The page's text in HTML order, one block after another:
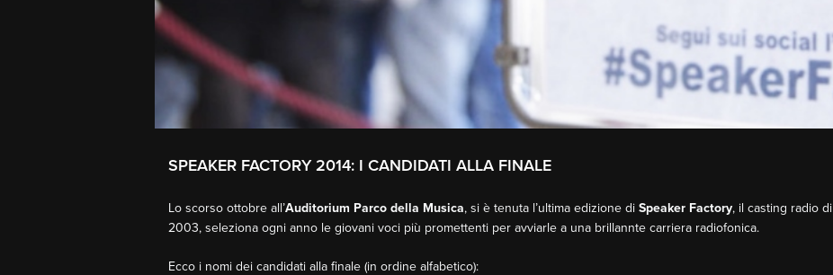
SPEAKER FACTORY 2014: I CANDIDATI ALLA FINALE
Lo scorso ottobre all’Auditorium Parco della Musica, si è tenuta l’ultima edizione di Speaker Factory, il casting radio di
2003, seleziona ogni anno le giovani voci più promettenti per avviarle a una brillannte carriera radiofonica.
Ecco i nomi dei candidati alla finale (in ordine alfabetico):